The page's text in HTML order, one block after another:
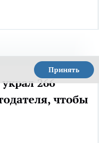
Принять
266
чтобы